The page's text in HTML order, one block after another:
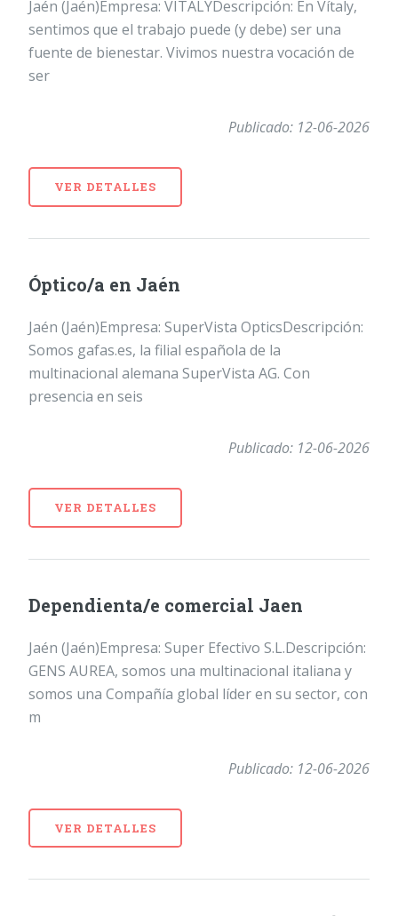
Jaén (Jaén)Empresa: VÍTALYDescripción: En Vítaly,
sentimos que el trabajo puede (y debe) ser una
fuente de bienestar. Vivimos nuestra vocación de
ser
Publicado: 12-06-2026
VER DETALLES
Óptico/a en Jaén
Jaén (Jaén)Empresa: SuperVista OpticsDescripción:
Somos gafas.es, la filial española de la
multinacional alemana SuperVista AG. Con
presencia en seis
Publicado: 12-06-2026
VER DETALLES
Dependienta/e comercial Jaen
Jaén (Jaén)Empresa: Super Efectivo S.L.Descripción:
GENS AUREA, somos una multinacional italiana y
somos una Compañía global líder en su sector, con
m
Publicado: 12-06-2026
VER DETALLES